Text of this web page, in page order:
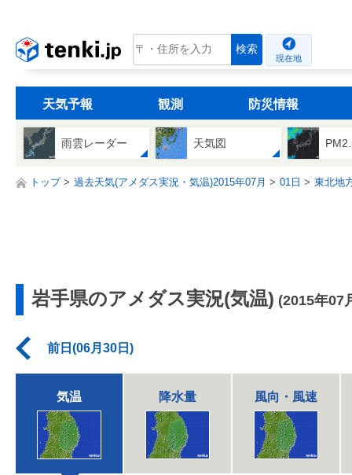
tenki.jp 検索
現在地
天気予報 観測 防災情報
雨雲レーダー 天気図
トップ 過去天気(アメダス実況・気温)2015年07月 01日 東北地
岩手県のアメダス実況(気温) (2015年07
前日(06月30日)
気温 降水量 風向・風速